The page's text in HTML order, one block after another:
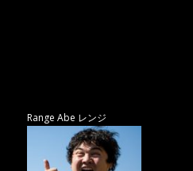
Range Abe レンジ